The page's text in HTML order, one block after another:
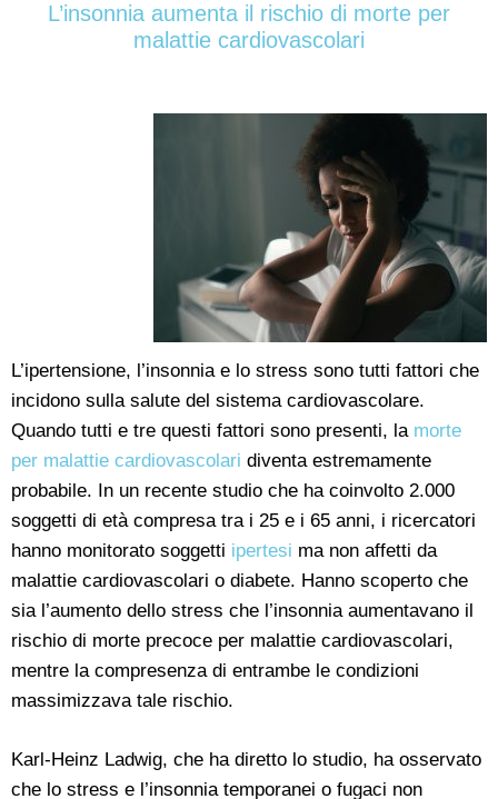
L’insonnia aumenta il rischio di morte per
malattie cardiovascolari
L’ipertensione, l’insonnia e lo stress sono tutti fattori che
incidono sulla salute del sistema cardiovascolare.
Quando tutti e tre questi fattori sono presenti, la morte
per malattie cardiovascolari diventa estremamente
probabile. In un recente studio che ha coinvolto 2.000
soggetti di età compresa tra i 25 e i 65 anni, i ricercatori
hanno monitorato soggetti ipertesi ma non affetti da
malattie cardiovascolari o diabete. Hanno scoperto che
sia l’aumento dello stress che l’insonnia aumentavano il
rischio di morte precoce per malattie cardiovascolari,
mentre la compresenza di entrambe le condizioni
massimizzava tale rischio.
Karl-Heinz Ladwig, che ha diretto lo studio, ha osservato
che lo stress e l’insonnia temporanei o fugaci non